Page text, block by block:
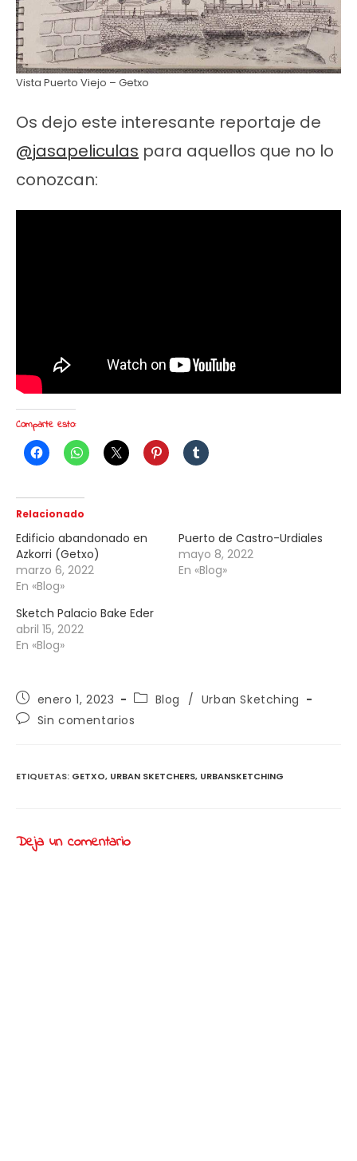
Vista Puerto Viejo – Getxo
Os dejo este interesante reportaje de
@jasapeliculas para aquellos que no lo
conozcan:
Comparte esto:
Relacionado
Edificio abandonado en
Azkorri (Getxo)
marzo 6, 2022
En «Blog»
Puerto de Castro-Urdiales
mayo 8, 2022
En «Blog»
Sketch Palacio Bake Eder
abril 15, 2022
En «Blog»
Publicación
de
la
enero 1, 2023
Categoría
la
Blog / Urban Sketching
Comentarios
Sin comentarios
ETIQUETAS: GETXO, URBAN SKETCHERS, URBANSKETCHING
Deja un comentario